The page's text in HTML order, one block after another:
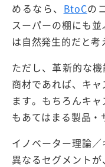
めるなら、 BtoCの
スーパーの棚にも
は自然発生的だと考
ただし、革新的な
商材であれば、キ
ます。もちろんキ
もあてはまる製品・
イノベーター理論
異なるセグメント